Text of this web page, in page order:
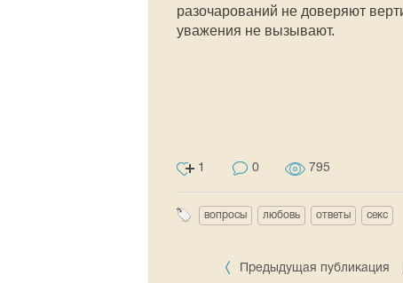
разочарований не доверяют
уважения не вызывают.
1 0 795
вопросы любовь ответы секс
Предыдущая публикация